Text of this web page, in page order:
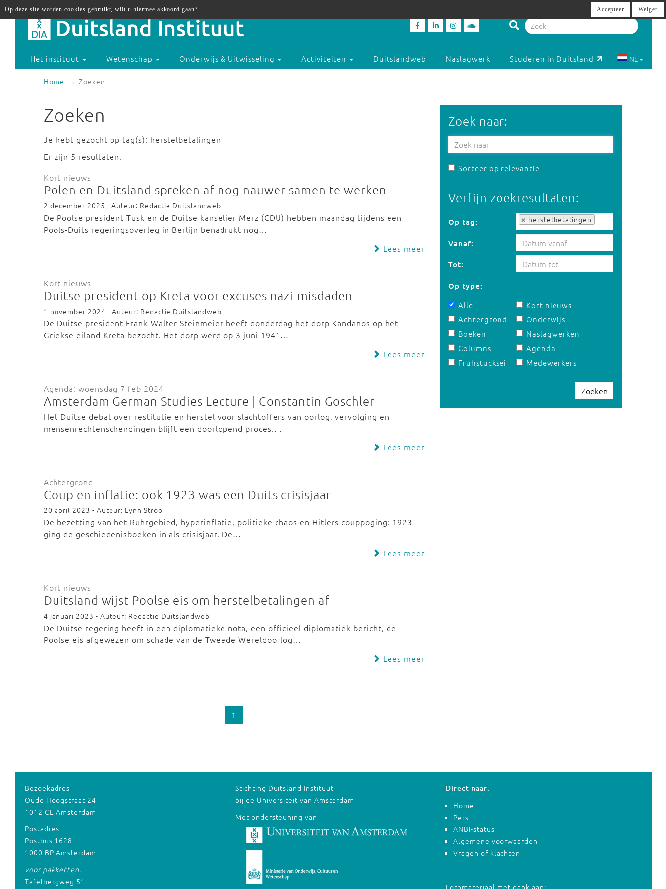
Het instituut Wetenschap Onderwijs & Uitwisseling Activiteiten Duitslandweb Naslagwerk Studeren in Duitsland NL
Home Zoeken
Zoeken
Je hebt gezocht op tag(s): herstelbetalingen:
Er zijn 5 resultaten.
Kort nieuws
Polen en Duitsland spreken af nog nauwer samen te werken
2 december 2025 - Auteur: Redactie Duitslandweb
De Poolse president Tusk en de Duitse kanselier Merz (CDU) hebben maandag tijdens een
Pools-Duits regeringsoverleg in Berlijn benadrukt nog…
Lees meer
Kort nieuws
Duitse president op Kreta voor excuses nazi-misdaden
1 november 2024 - Auteur: Redactie Duitslandweb
De Duitse president Frank-Walter Steinmeier heeft donderdag het dorp Kandanos op het
Griekse eiland Kreta bezocht. Het dorp werd op 3 juni 1941…
Lees meer
Agenda: woensdag 7 feb 2024
Amsterdam German Studies Lecture | Constantin Goschler
Het Duitse debat over restitutie en herstel voor slachtoffers van oorlog, vervolging en
mensenrechtenschendingen blijft een doorlopend proces.…
Lees meer
Achtergrond
Coup en inflatie: ook 1923 was een Duits crisisjaar
20 april 2023 - Auteur: Lynn Stroo
De bezetting van het Ruhrgebied, hyperinflatie, politieke chaos en Hitlers couppoging: 1923
ging de geschiedenisboeken in als crisisjaar. De…
Lees meer
Kort nieuws
Duitsland wijst Poolse eis om herstelbetalingen af
4 januari 2023 - Auteur: Redactie Duitslandweb
De Duitse regering heeft in een diplomatieke nota, een officieel diplomatiek bericht, de
Poolse eis afgewezen om schade van de Tweede Wereldoorlog…
Lees meer
1
Zoek naar:
Sorteer op relevantie
Verfijn zoekresultaten:
Op tag: herstelbetalingen
Op tag:
Vanaf:
Tot:
Op type:
Alle
Achtergrond
Boeken
Columns
Frühstücksei
Kort nieuws
Onderwijs
Naslagwerken
Agenda
Medewerkers
Zoeken
Bezoekadres
Oude Hoogstraat 24
1012 CE Amsterdam
Postadres
Postbus 1628
1000 BP Amsterdam
voor pakketten:
Tafelbergweg 51
Stichting Duitsland Instituut
bij de Universiteit van Amsterdam
Met ondersteuning van
Direct naar:
Home
Pers
ANBI-status
Algemene voorwaarden
Vragen of klachten
Fotomateriaal met dank aan:
Op deze site worden cookies gebruikt, wilt u hiermee akkoord gaan? Accepteer Weiger